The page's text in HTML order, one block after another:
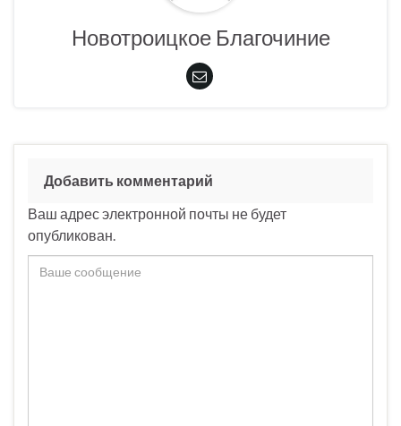
Новотроицкое Благочиние
Добавить комментарий
Ваш адрес электронной почты не будет
опубликован.